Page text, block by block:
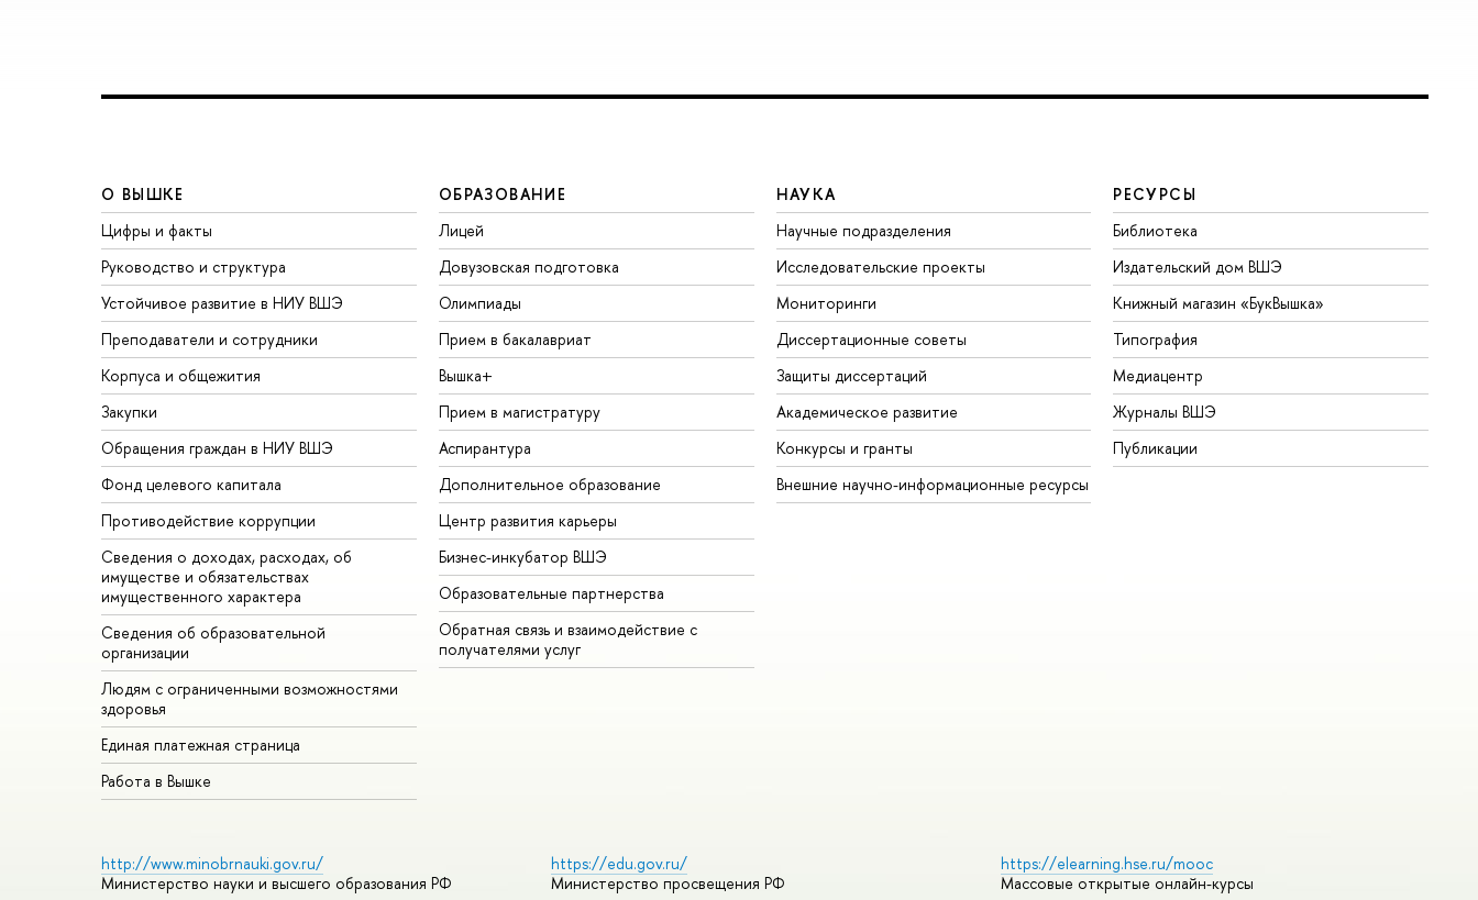
О ВЫШКЕ
Цифры и факты
Руководство и структура
Устойчивое развитие в НИУ ВШЭ
Преподаватели и сотрудники
Корпуса и общежития
Закупки
Обращения граждан в НИУ ВШЭ
Фонд целевого капитала
Противодействие коррупции
Сведения о доходах, расходах, об
имуществе и обязательствах
имущественного характера
Сведения об образовательной
организации
Людям с ограниченными возможностями
здоровья
Единая платежная страница
Работа в Вышке
ОБРАЗОВАНИЕ
Лицей
Довузовская подготовка
Олимпиады
Прием в бакалавриат
Вышка+
Прием в магистратуру
Аспирантура
Дополнительное образование
Центр развития карьеры
Бизнес-инкубатор ВШЭ
Образовательные партнерства
Обратная связь и взаимодействие с
получателями услуг
НАУКА
Научные подразделения
Исследовательские проекты
Мониторинги
Диссертационные советы
Защиты диссертаций
Академическое развитие
Конкурсы и гранты
Внешние научно-информационные ресурсы
РЕСУРСЫ
Библиотека
Издательский дом ВШЭ
Книжный магазин «БукВышка»
Типография
Медиацентр
Журналы ВШЭ
Публикации
http://www.minobrnauki.gov.ru/
Министерство науки и высшего образования РФ
https://edu.gov.ru/
Министерство просвещения РФ
https://elearning.hse.ru/mooc
Массовые открытые онлайн-курсы